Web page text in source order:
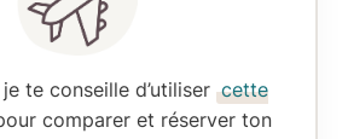
je te conseille d’utiliser cette
comparer et réserver ton